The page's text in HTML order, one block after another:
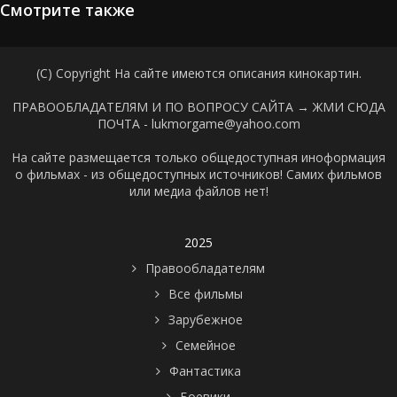
Смотрите также
(C) Copyright На сайте имеются описания кинокартин.
ПРАВООБЛАДАТЕЛЯМ И ПО ВОПРОСУ САЙТА → ЖМИ СЮДА
ПОЧТА - lukmorgame@yahoo.com
На сайте размещается только общедоступная иноформация
о фильмах - из общедоступных источников! Самих фильмов
или медиа файлов нет!
2025
Правообладателям
Все фильмы
Зарубежное
Семейное
Фантастика